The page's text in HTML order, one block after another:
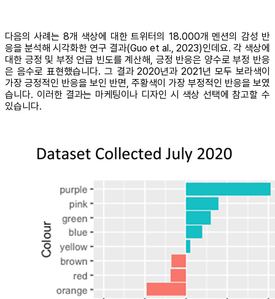
다음의 사례는 8개 색상에 대한 트위터의 18.000개 멘션의 감성 반
응을 분석해 시각화한 연구 결과(Guo et al., 2023)인데요. 각 색상에
대한 긍정 및 부정 언급 빈도를 계산해, 긍정 반응은 양수로 부정 반응
은 음수로 표현했습니다. 그 결과 2020년과 2021년 모두 보라색이
가장 긍정적인 반응을 보인 반면, 주황색이 가장 부정적인 반응을 보였
습니다. 이러한 결과는 마케팅이나 디자인 시 색상 선택에 참고할 수
있습니다.